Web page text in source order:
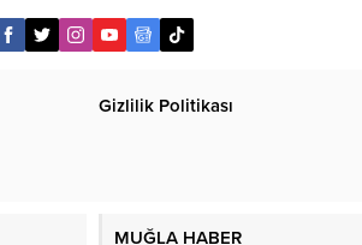
Gizlilik Politikası
MUĞLA HABER